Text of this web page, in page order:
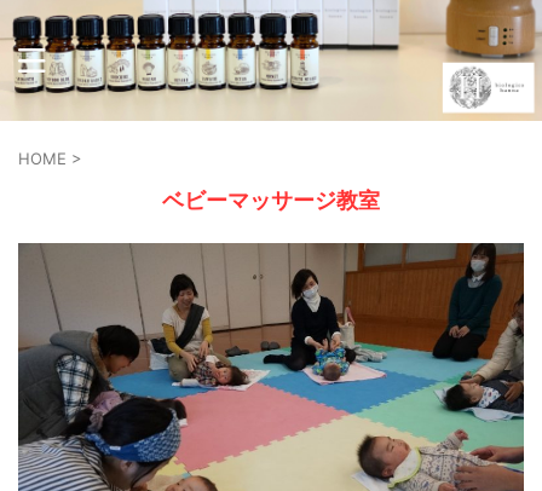
HOME >
ベビーマッサージ教室